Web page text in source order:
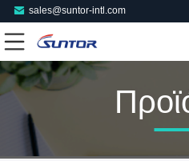
sales@suntor-intl.com